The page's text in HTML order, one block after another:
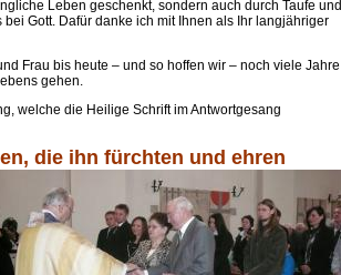
Leben geschenkt, sondern auch durch Taufe und
Gott. Dafür danke ich mit Ihnen als Ihr langjähriger
Frau bis heute – und so hoffen wir – noch viele Jahre
gehen.
welche die Heilige Schrift im Antwortgesang
die ihn fürchten und ehren